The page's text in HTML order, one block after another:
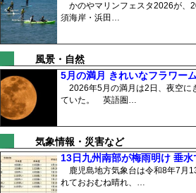
かのやマリンフェスタ2026が、
須海岸・浜田…
風景・自然
5月の満月 きれいなフラワー
2026年5月の満月は2日、夜空に
ていた。 英語圏…
気象情報・災害など
13日九州南部が梅雨明け 垂
鹿児島地方気象台は令和8年7月
れておおむね晴れ、…